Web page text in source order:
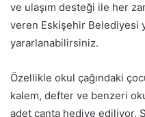
ve ulaşım desteği ile her
veren Eskişehir Belediyesi
yararlanabilirsiniz.
Özellikle okul çağındaki
kalem, defter ve benzeri
adet çanta hediye ediliyor.